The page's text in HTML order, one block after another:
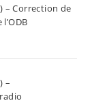
– Correction de
–